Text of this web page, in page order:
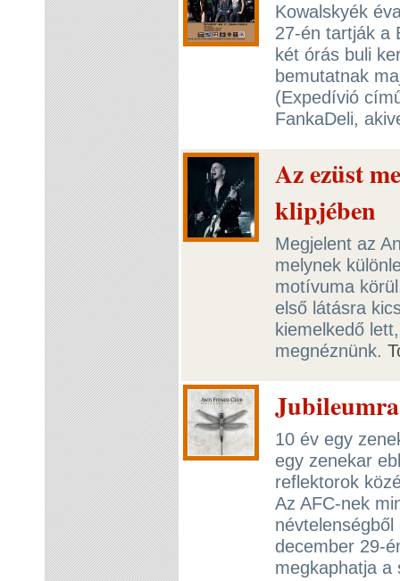
Kowalskyék
27-én tartják a
két órás buli
bemutatnak
(Expedívió
FankaDeli,
Az ezüst
klipjében
Megjelent az
melynek
motívuma
első látásra
kiemelkedő
megnéznünk.
10 év egy
egy zenekar
reflektorok
Az AFC-nek
december 29-
megkaphatja a